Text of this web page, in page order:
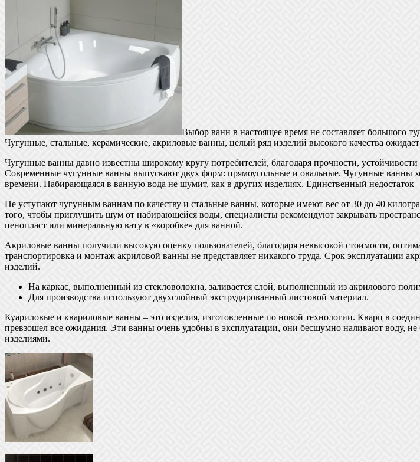
Выбор ванн в настоящее время не составляет большого
Чугунные, стальные, керамические, акриловые ванны, целый ряд изделий высокого качества
Чугунные ванны давно известны широкому кругу потребителей, благодаря прочности,
Современные чугунные ванны выпускают двух форм: прямоугольные и овальные. Чугунные ванны
времени. Набирающаяся в ванную вода не шумит, как в других изделиях. Единственный недостаток
Не уступают чугунным ваннам по качеству и стальные ванны, которые имеют вес от 30 до 40
того, чтобы приглушить шум от набирающейся воды, специалисты рекомендуют закрывать
пенопласт или минеральную вату в «коробке» для ванной.
Акриловые ванны получили высокую оценку пользователей, благодаря невысокой стоимости,
транспортировка и монтаж акриловой ванны не представляет никакого труда. Срок эксплуатации
изделий.
На каркас, выполненный из стекловолокна, заливается слой, выполненный из акрилового
Для производства используют двухслойный экструдированный листовой материал.
Куариловые и квариловые ванны – это изделия, изготовленные по новой технологии. Кварц в
превзошел все ожидания. Эти ванны очень удобны в эксплуатации, они бесшумно наливают воду, не
изделиями.